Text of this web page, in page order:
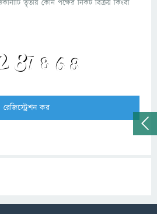
তৃতীয় কোন পক্ষের নিকট বিক্রয় কিংবা